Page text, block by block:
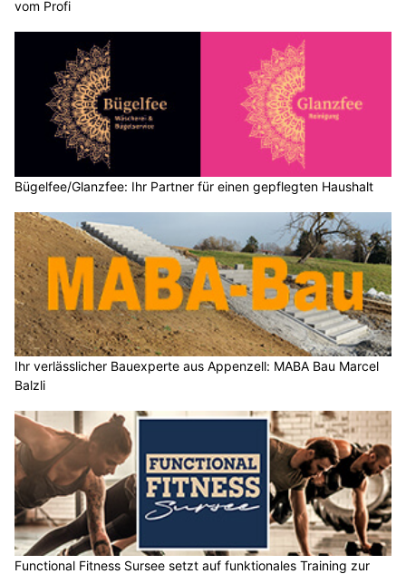
vom Profi
Bügelfee/Glanzfee: Ihr Partner für einen gepflegten Haushalt
Ihr verlässlicher Bauexperte aus Appenzell: MABA Bau Marcel
Balzli
Functional Fitness Sursee setzt auf funktionales Training zur